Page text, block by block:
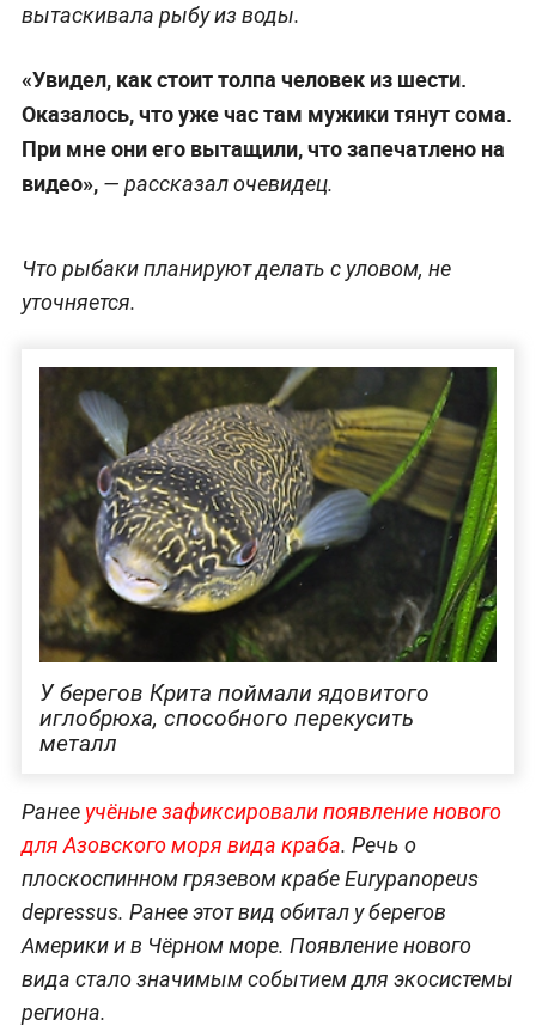
вытаскивала рыбу из воды.
«Увидел, как стоит толпа человек из шести.
Оказалось, что уже час там мужики тянут сома.
При мне они его вытащили, что запечатлено на
видео»,— рассказал очевидец.
Что рыбаки планируют делать с уловом, не
уточняется.
У берегов Крита поймали ядовитого
иглобрюха, способного перекусить
металл
Ранее учёные зафиксировали появление нового
для Азовского моря вида краба. Речь о
плоскоспинном грязевом крабе Eurypanopeus
depressus. Ранее этот вид обитал у берегов
Америки и в Чёрном море. Появление нового
вида стало значимым событием для экосистемы
региона.